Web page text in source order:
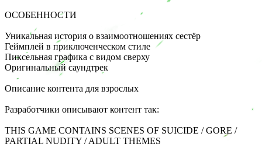
ОСОБЕННОСТИ
Уникальная история о взаимоотношениях сестёр
Геймплей в приключенческом стиле
Пиксельная графика с видом сверху
Оригинальный саундтрек
Описание контента для взрослых
Разработчики описывают контент так:
THIS GAME CONTAINS SCENES OF SUICIDE / GORE /
PARTIAL NUDITY / ADULT THEMES